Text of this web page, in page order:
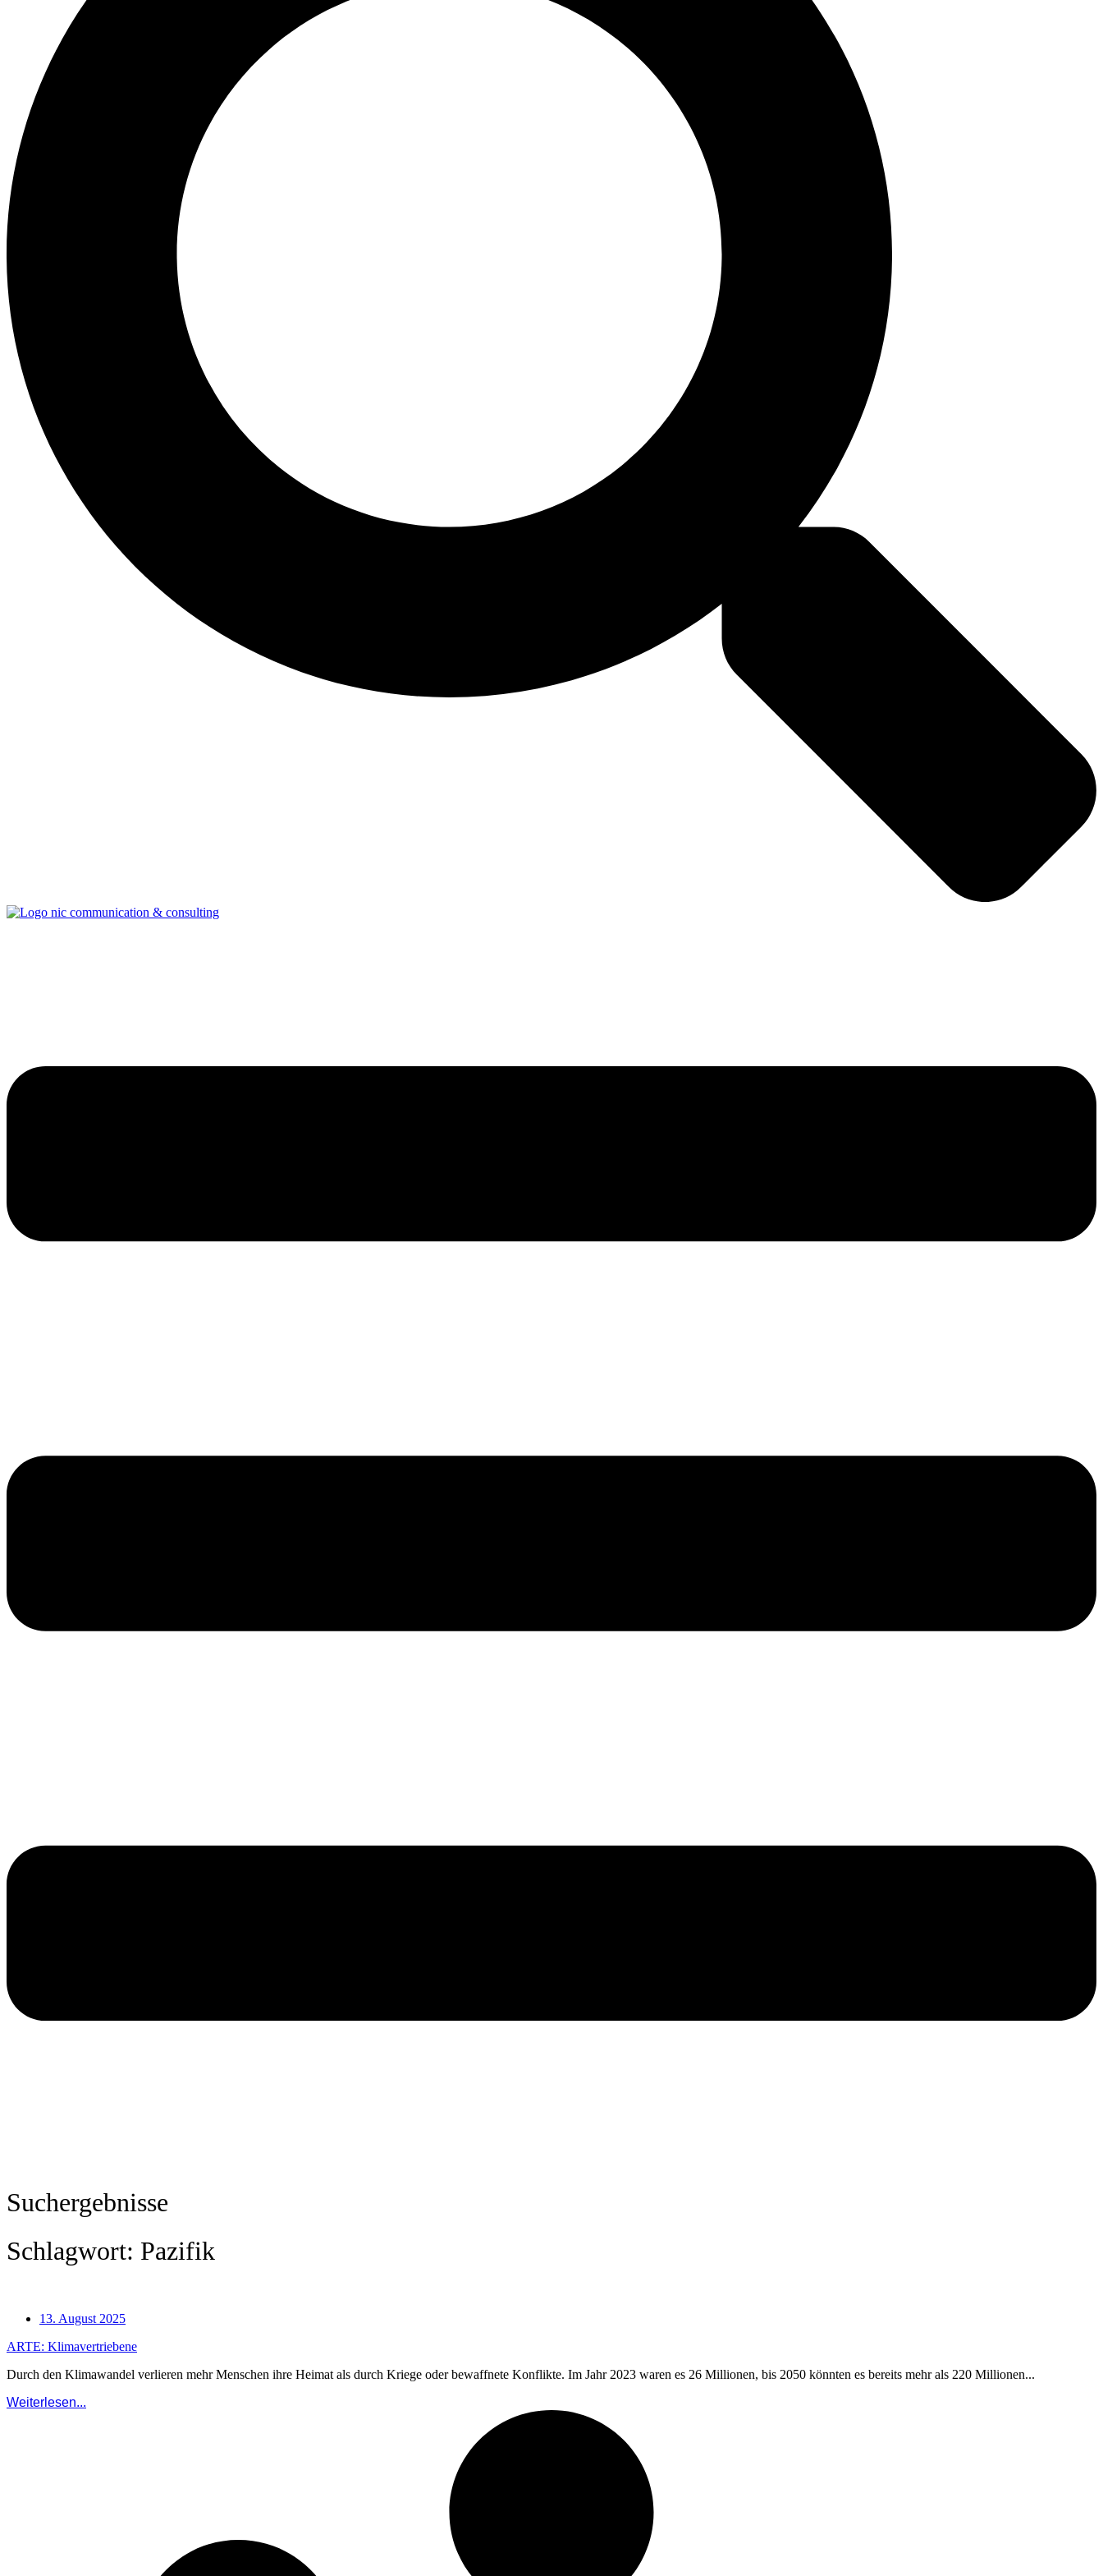
Suchergebnisse
Schlagwort: Pazifik
13. August 2025
ARTE: Klimavertriebene
Durch den Klimawandel verlieren mehr Menschen ihre Heimat als durch Kriege oder bewaffnete Konflikte. Im Jahr 2023 waren es 26 Millionen, bis 2050 könnten es bereits mehr als 220 Millionen...
Weiterlesen...